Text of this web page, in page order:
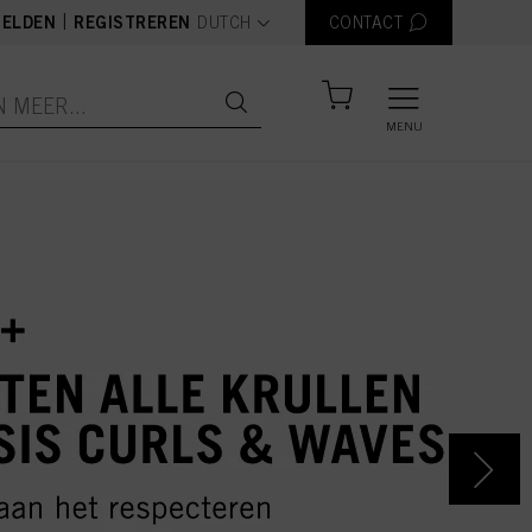
REGISTREREN text.language
DUTCH CONTACT
MENU